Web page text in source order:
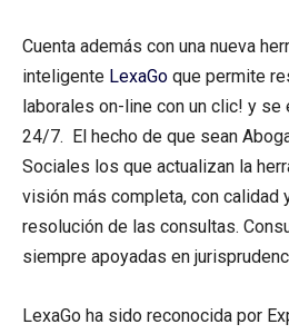
Cuenta además con una nueva
inteligente LexaGo que permite
laborales on-line con un clic! y se
24/7. El hecho de que sean
Sociales los que actualizan la
visión más completa, con calidad
resolución de las consultas.
siempre apoyadas en
LexaGo ha sido reconocida por